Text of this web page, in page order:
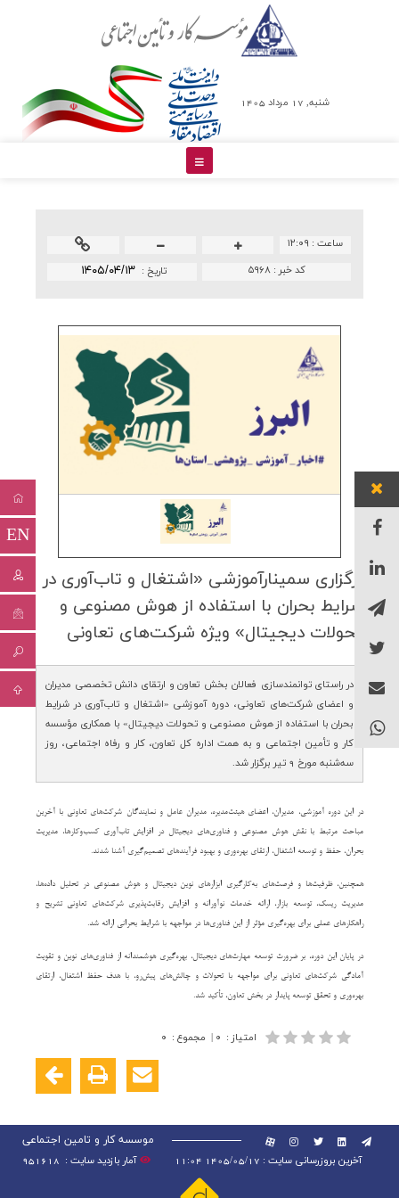
شنبه, 17 مرداد 1405
EN
ساعت : ۱۲:۰۹
تاريخ : ۱۴۰۵/۰۴/۱۳ کد خبر :۵۹۶۸
برگزاری سمینارآموزشی «اشتغال و تاب‌آوری در
شرایط بحران با استفاده از هوش مصنوعی و
تحولات دیجیتال» ویژه شركت‌های تعاونی
در راستای توانمندسازی فعالان بخش تعاون و ارتقای دانش تخصصی مدیران
و اعضای شرکت‌های تعاونی، دوره آموزشی «اشتغال و تاب‌آوری در شرایط
بحران با استفاده از هوش مصنوعی و تحولات دیجیتال» با همکاری مؤسسه
کار و تأمین اجتماعی و به همت اداره کل تعاون، کار و رفاه اجتماعی، روز
سه‌شنبه مورخ 9 تیر برگزار شد.
در این دوره آموزشی، مدیران، اعضای هیئت‌مدیره، مدیران عامل و نمایندگان شرکت‌های تعاونی با آخرین
مباحث مرتبط با نقش هوش مصنوعی و فناوری‌های دیجیتال در افزایش تاب‌آوری کسب‌وکارها، مدیریت
بحران، حفظ و توسعه اشتغال، ارتقای بهره‌وری و بهبود فرآیندهای تصمیم‌گیری آشنا شدند.
همچنین، ظرفیت‌ها و فرصت‌های به‌کارگیری ابزارهای نوین دیجیتال و هوش مصنوعی در تحلیل داده‌ها،
مدیریت ریسک، توسعه بازار، ارائه خدمات نوآورانه و افزایش رقابت‌پذیری شرکت‌های تعاونی تشریح و
راهکارهای عملی برای بهره‌گیری مؤثر از این فناوری‌ها در مواجهه با شرایط بحرانی ارائه شد.
در پایان این دوره، بر ضرورت توسعه مهارت‌های دیجیتال، بهره‌گیری هوشمندانه از فناوری‌های نوین و تقویت
آمادگی شرکت‌های تعاونی برای مواجهه با تحولات و چالش‌های پیش‌رو، با هدف حفظ اشتغال، ارتقای
بهره‌وری و تحقق توسعه پایدار در بخش تعاون، تأکید شد.
امتیاز : ۰ | مجموع : ۰
موسسه کار و تامین اجتماعی
آخرین بروزرسانی سایت : 1405/05/17 11:04
آمار بازدید سایت : 951618